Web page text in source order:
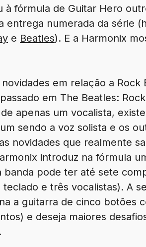
à fórmula de Guitar Hero
entrega numerada da série
e Beatles). E a Harmonix
em relação a
em The Beatles:
apenas um vocalista,
sendo a voz solista e os
novidades que realmente
introduz na fórmula
banda pode ter até sete
e três vocalistas). A
a guitarra de cinco botões
e deseja maiores